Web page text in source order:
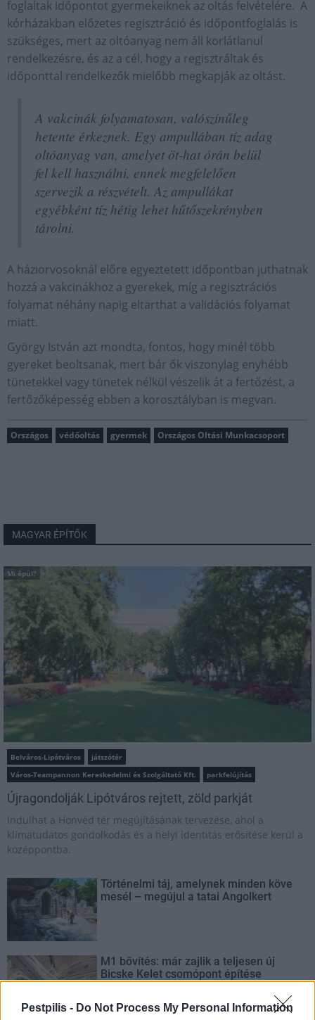
Pestpilis - Do Not Process My Personal Information
foglaltak időpontot gyermekeiknek az oltás felvételére. A
kórházakban előzetes regisztráció és időpontfoglalás is
szükséges, mert az oltóanyag nem áll korlátlanul
rendelkezésre, és az a cél, hogy a regisztráltak és
időponttal rendelkezők mielőbb megkapják az oltást.
A vakcinák folyamatosan, valószínűleg
hetente érkeznek. Egy ampullában tíz adag
oltóanyag van, amelyet öt-hat órán belül
fel kell használni, ennek megfelelően
szervezik a részvételt. Az ampullákat
egyébként tíz hétig lehet hűtőszekrényben
tárolni.
A háziorvosoknál előre egyeztetett időpontban juthatnak
hozzá a vakcinákhoz a gyerekek, míg a regisztrációs
folyamat néhány napig eltarthat a validációs folyamat
miatt.
György István azt mondta, fontos, hogy minél több
gyereket beoltsanak, mert bár ők viszonylag enyhébb
tünetekkel vagy tünetek nélkül vészelik át a fertőzést, a
fertőzőképesség ebben a korosztályban is megvan.
Országos védőoltás gyermek Országos Oltási Munkacsoport
MAGYAR ÉPÍTŐK
Mi épül?
Belváros-Lipótváros
játszótér
Város-Teampannon Kereskedelmi és Szolgáltató Kft.
parkfelújítás
Újragondolják Lipótváros rejtett, zöld parkját
Indulhat a Honvéd tér megújításának tervezése, ahol a
klímatudatos gondolkodás és a helyi identitás erősítése kerül a
középpontba.
Történelmi táj, amelynek minden köve
mesél – megújul a tatai Angolkert
M1 bővítés: már zajlik a teljesen új
Bicske Kelet csomópont építése